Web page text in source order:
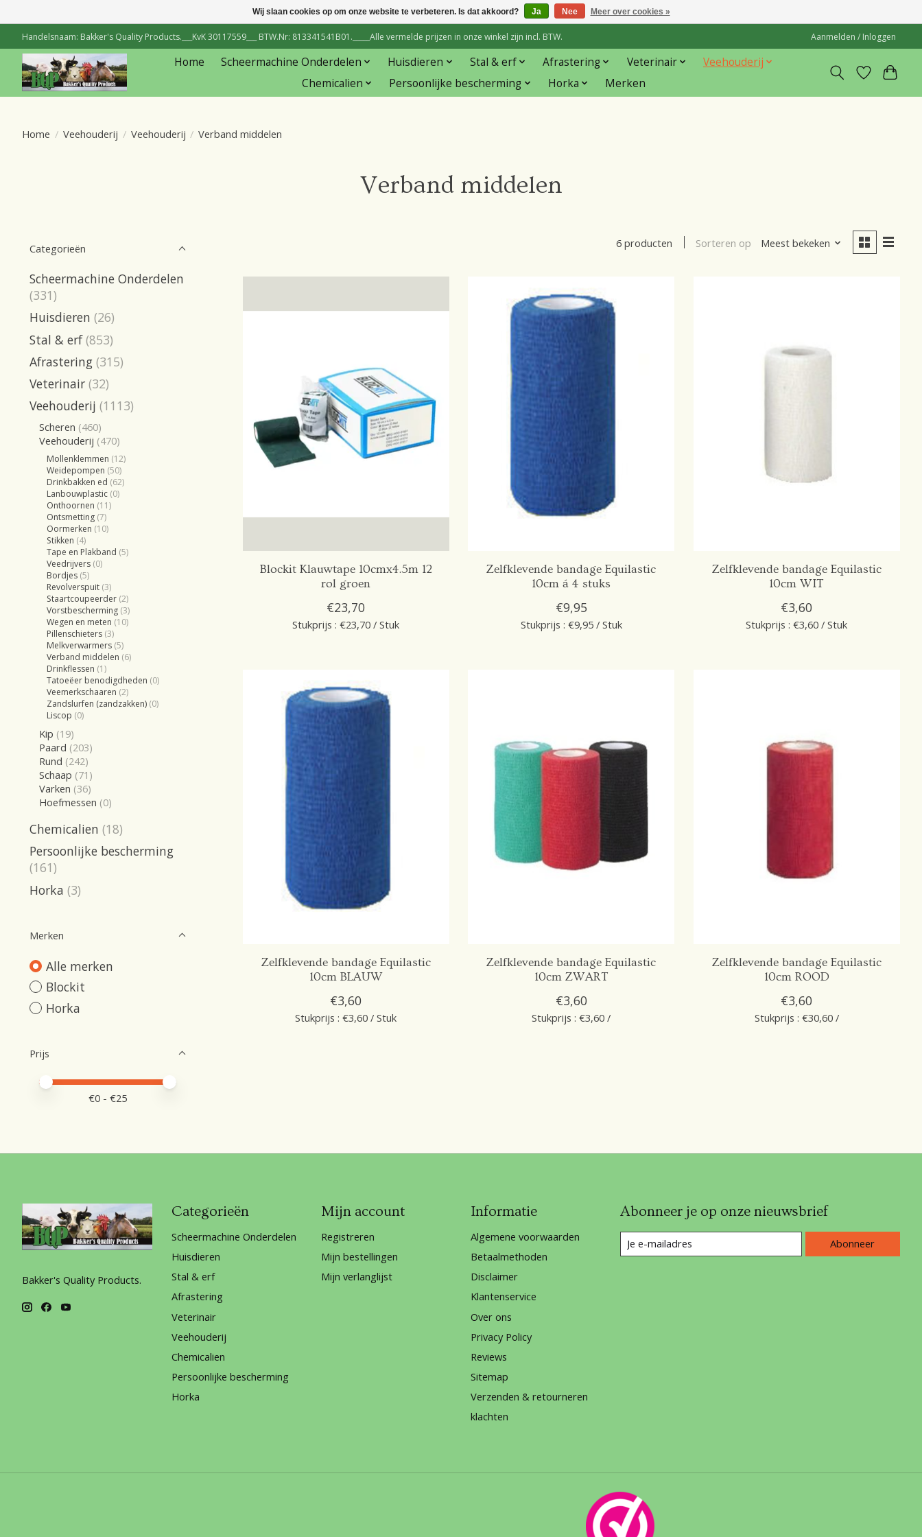
Handelsnaam: Bakker's Quality Products.___KvK 30117559___ BTW.Nr: 813341541B01._____Alle vermelde prijzen in onze winkel zijn incl. BTW. Aanmelden / Inloggen
Home Scheermachine Onderdelen Huisdieren Stal & erf Afrastering Veterinair
Veehouderij
Chemicalien
Persoonlijke bescherming Horka Merken
Home / Veehouderij / Veehouderij / Verband middelen
Verband middelen
Categorieën
Scheermachine Onderdelen
(331)
Huisdieren (26)
Stal & erf (853)
Afrastering (315)
Veterinair (32)
Veehouderij (1113)
Scheren (460)
Veehouderij (470)
Mollenklemmen (12)
Weidepompen (50)
Drinkbakken ed (62)
Lanbouwplastic (0)
Onthoornen (11)
Ontsmetting (7)
Oormerken (10)
Stikken (4)
Tape en Plakband (5)
Veedrijvers (0)
Bordjes (5)
Revolverspuit (3)
Staartcoupeerder (2)
Vorstbescherming (3)
Wegen en meten (10)
Pillenschieters (3)
Melkverwarmers (5)
Verband middelen (6)
Drinkflessen (1)
Tatoeëer benodigdheden (0)
Veemerkschaaren (2)
Zandslurfen (zandzakken) (0)
Liscop (0)
Kip (19)
Paard (203)
Rund (242)
Schaap (71)
Varken (36)
Hoefmessen (0)
Chemicalien (18)
Persoonlijke bescherming
(161)
Horka (3)
Merken
Alle merken
Blockit
Horka
Prijs
Minimale prijswaarde
Price maximum value
€0 - €25
6 producten Sorteren op Meest bekeken
Blockit Klauwtape 10cmx4.5m 12
rol groen
€23,70
Stukprijs : €23,70 / Stuk
Zelfklevende bandage Equilastic
10cm á 4 stuks
€9,95
Stukprijs : €9,95 / Stuk
Zelfklevende bandage Equilastic
10cm WIT
€3,60
Stukprijs : €3,60 / Stuk
Zelfklevende bandage Equilastic
10cm BLAUW
€3,60
Stukprijs : €3,60 / Stuk
Zelfklevende bandage Equilastic
10cm ZWART
€3,60
Stukprijs : €3,60 /
Zelfklevende bandage Equilastic
10cm ROOD
€3,60
Stukprijs : €30,60 /
Bakker's Quality Products.
Categorieën
Scheermachine Onderdelen
Huisdieren
Stal & erf
Afrastering
Veterinair
Veehouderij
Chemicalien
Persoonlijke bescherming
Horka
Mijn account
Registreren
Mijn bestellingen
Mijn verlanglijst
Informatie
Algemene voorwaarden
Betaalmethoden
Disclaimer
Klantenservice
Over ons
Privacy Policy
Reviews
Sitemap
Verzenden & retourneren
klachten
Abonneer je op onze nieuwsbrief
Abonneer
Wij slaan cookies op om onze website te verbeteren. Is dat akkoord? Ja Nee Meer over cookies »